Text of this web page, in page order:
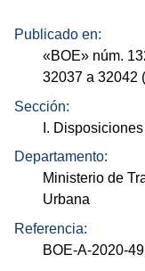
Publicado en:
«BOE» núm.
32037 a 32042
Sección:
I.
Departamento:
Ministerio de
Urbana
Referencia:
BOE-A-2020-